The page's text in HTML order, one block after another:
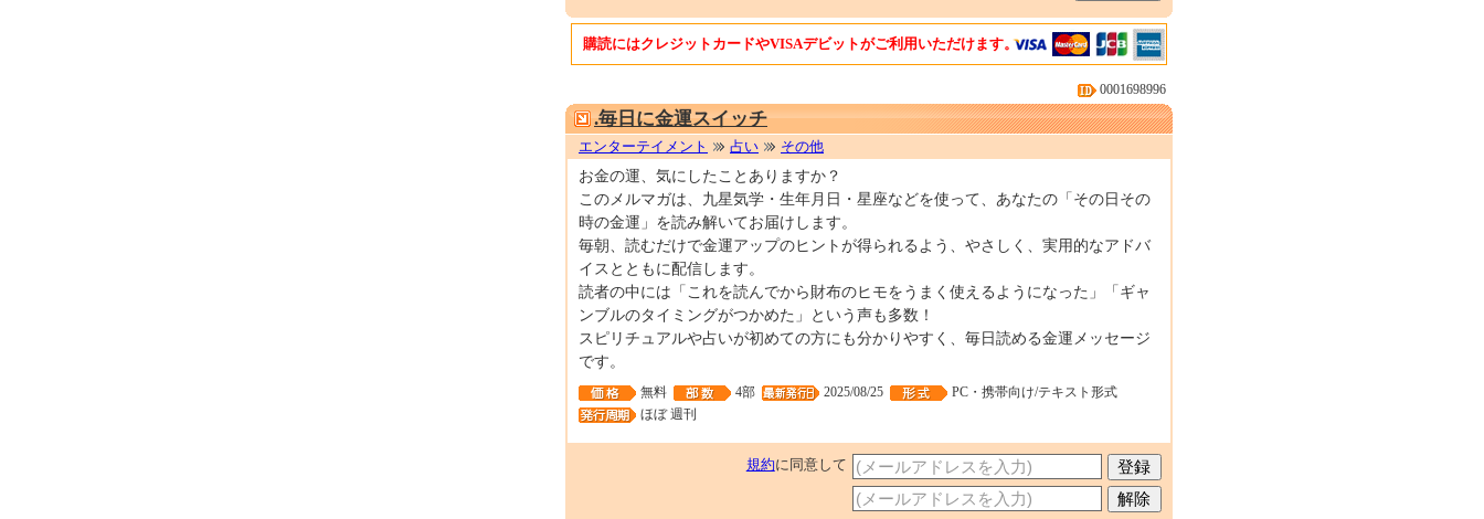
購読にはクレジットカードやVISAデビットがご利用いただけます。
.毎日に金運スイッチ
エンターテイメント 占い その他
お金の運、気にしたことありますか？
このメルマガは、九星気学・生年月日・星座などを使って、あなたの「その日その
時の金運」を読み解いてお届けします。
毎朝、読むだけで金運アップのヒントが得られるよう、やさしく、実用的なアドバ
イスとともに配信します。
読者の中には「これを読んでから財布のヒモをうまく使えるようになった」「ギャ
ンブルのタイミングがつかめた」という声も多数！
スピリチュアルや占いが初めての方にも分かりやすく、毎日読める金運メッセージ
です。
0001698996
無料 4部 2025/08/25
PC・携帯向け/テキスト形式
ほぼ 週刊
規約に同意して